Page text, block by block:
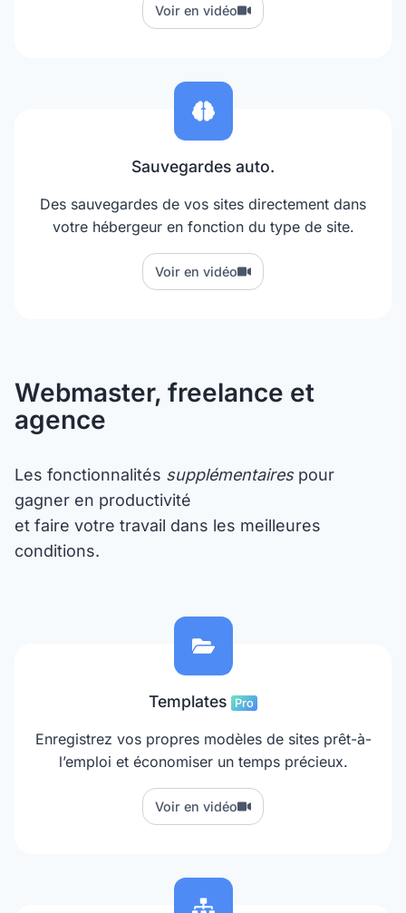
Voir en vidéo
Sauvegardes auto.
Des sauvegardes de vos sites directement dans
votre hébergeur en fonction du type de site.
Voir en vidéo
Webmaster, freelance et
agence
Les fonctionnalités supplémentairespour
gagner en productivité
et faire votre travail dans les meilleures
conditions.
Templates Pro
Enregistrez vos propres modèles de sites prêt-à-
l’emploi et économiser un temps précieux.
Voir en vidéo